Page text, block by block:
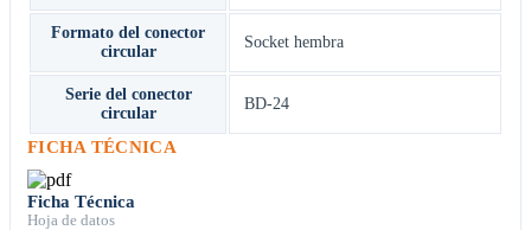
Formato del conector
circular
Socket hembra
Serie del conector
circular
BD-24
FICHA TÉCNICA
Ficha Técnica
Hoja de datos